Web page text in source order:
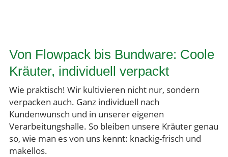
Von Flowpack bis Bundware: Coole
Kräuter, individuell verpackt
Wie praktisch! Wir kultivieren nicht nur, sondern
verpacken auch. Ganz individuell nach
Kundenwunsch und in unserer eigenen
Verarbeitungshalle. So bleiben unsere Kräuter genau
so, wie man es von uns kennt: knackig-frisch und
makellos.